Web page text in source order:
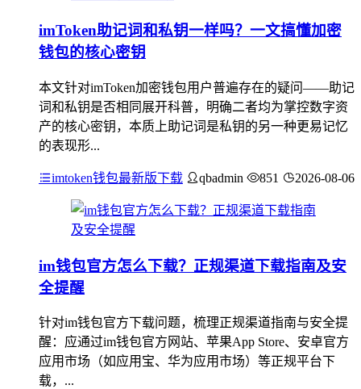
imToken助记词和私钥一样吗？一文搞懂加密
钱包的核心密钥
本文针对imToken加密钱包用户普遍存在的疑问——助记
词和私钥是否相同展开科普，明确二者均为掌控数字资
产的核心密钥，本质上助记词是私钥的另一种更易记忆
的表现形...
imtoken钱包最新版下载 qbadmin 851 2026-08-06
im钱包官方怎么下载？正规渠道下载指南及安
全提醒
针对im钱包官方下载问题，梳理正规渠道指南与安全提
醒：应通过im钱包官方网站、苹果App Store、安卓官方
应用市场（如应用宝、华为应用市场）等正规平台下
载，...